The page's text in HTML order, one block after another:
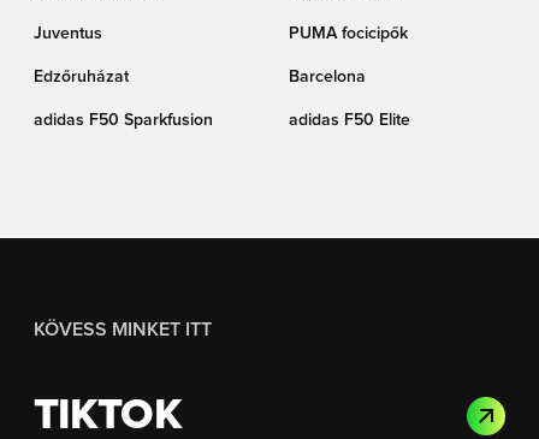
Juventus PUMA focicipők
Edzőruházat Barcelona
adidas F50 Sparkfusion adidas F50 Elite
KÖVESS MINKET ITT
TIKTOK